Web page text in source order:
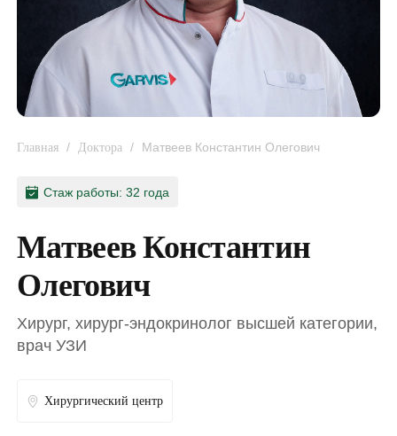
Главная / Доктора / Матвеев Константин Олегович
Стаж работы: 32 года
Матвеев Константин
Олегович
Хирург, хирург-эндокринолог высшей категории,
врач УЗИ
Хирургический центр